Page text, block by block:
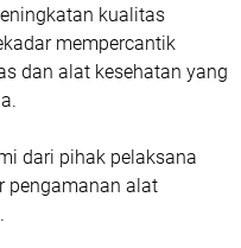
kualitas
mempercantik
dan alat kesehatan yang
dari pihak pelaksana
pengamanan alat